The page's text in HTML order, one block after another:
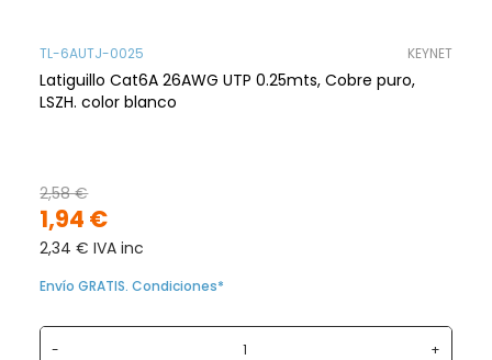
TL-6AUTJ-0025 KEYNET
Latiguillo Cat6A 26AWG UTP 0.25mts, Cobre puro,
LSZH. color blanco
1,94 €
2,58 €
2,34 € IVA inc
Envío GRATIS. Condiciones*
- +